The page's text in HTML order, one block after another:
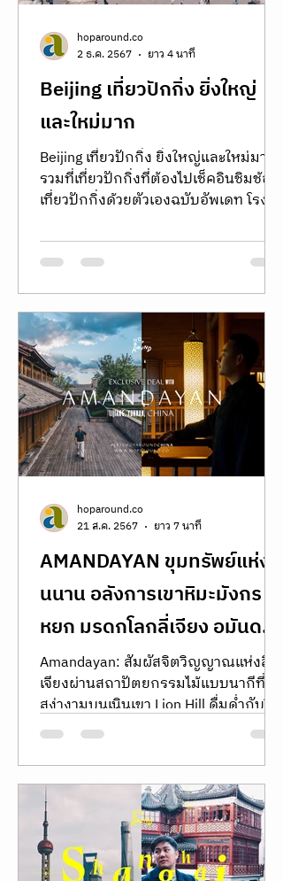
Beijing เที่ยวปักกิ่ง ยิ่งใหญ่
และใหม่มาก
Beijing เที่ยวปักกิ่ง ยิ่งใหญ่และใหม่มาก
รวมที่เที่ยวปักกิ่งที่ต้องไปเช็คอินชิมช้อป
เที่ยวปักกิ่งด้วยตัวเองฉบับอัพเดท โรง
hoparound.co
2 ธ.ค. 2567
ยาว 4 นาที
AMANDAYAN ขุมทรัพย์แห่งยู
นนาน อลังการเขาหิมะมังกร
หยก มรดกโลกลี่เจียง อมันดา
ยัน
Amandayan: สัมผัสจิตวิญญาณแห่งลี่
เจียงผ่านสถาปัตยกรรมไม้แบบนากีที่
สง่างามบนเนินเขา Lion Hill ดื่มด่ำกับวิว
หลังคาเมืองเก่าที่ทอดยาวจรดภูเขาหิมะ
ผสานประวัติศาสตร์และความร่วมสมัยไว้
ด้วยกันอย่างลงตัวในแบบฉบับของ
Aman Amandayan: Discover the soul
of Lijiang through the lens of
traditional Nakhi architecture. This
sanctuary offers a poetic dialogue
hoparound.co
21 ส.ค. 2567
ยาว 7 นาที